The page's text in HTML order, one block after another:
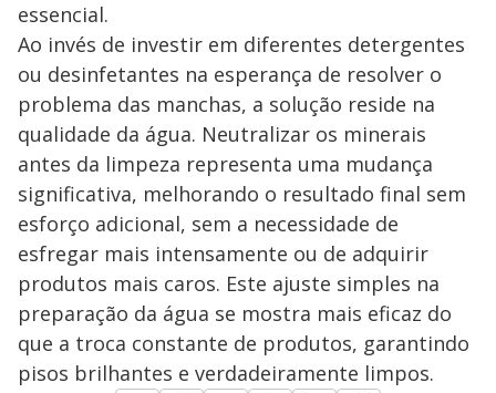
essencial.
Ao invés de investir em diferentes detergentes
ou desinfetantes na esperança de resolver o
problema das manchas, a solução reside na
qualidade da água. Neutralizar os minerais
antes da limpeza representa uma mudança
significativa, melhorando o resultado final sem
esforço adicional, sem a necessidade de
esfregar mais intensamente ou de adquirir
produtos mais caros. Este ajuste simples na
preparação da água se mostra mais eficaz do
que a troca constante de produtos, garantindo
pisos brilhantes e verdadeiramente limpos.